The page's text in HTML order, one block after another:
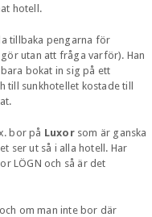
hotell.
tillbaka pengarna för
utan att fråga varför). Han
bokat in sig på ett
till sunkhotellet kostade till
bor på Luxorsom är ganska
ser ut så i alla hotell. Har
LÖGN och så är det
om man inte bor där